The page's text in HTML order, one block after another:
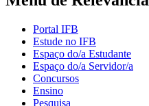
Portal IFB
Estude no IFB
Espaço do/a Estudante
Espaço do/a Servidor/a
Concursos
Ensino
Pesquisa